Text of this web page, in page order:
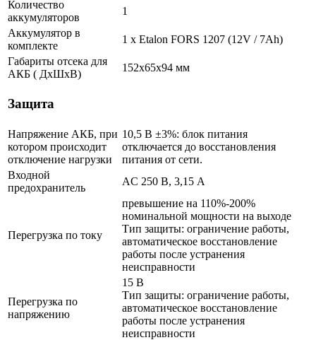
Количество
аккумуляторов
1
Аккумулятор в
комплекте
1 x Etalon FORS 1207 (12V / 7Ah)
Габариты отсека для
АКБ ( ДхШхВ)
152х65х94 мм
Защита
Напряжение АКБ, при
котором происходит
отключение нагрузки
10,5 В ±3%: блок питания
отключается до восстановления
питания от сети.
Входной
предохранитель
AC 250 В, 3,15 А
Перегрузка по току
превышение на 110%-200%
номинальной мощности на выходе
Тип защиты: ограничение работы,
автоматическое восстановление
работы после устранения
неисправности
Перегрузка по
напряжению
15 В
Тип защиты: ограничение работы,
автоматическое восстановление
работы после устранения
неисправности